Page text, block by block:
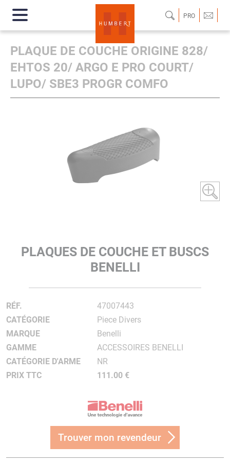
PRO
PLAQUE DE COUCHE ORIGINE 828/
EHTOS 20/ ARGO E PRO COURT/
LUPO/ SBE3 PROGR COMFO
PLAQUES DE COUCHE ET BUSCS
BENELLI
RÉF.
47007443
CATÉGORIE
Piece Divers
MARQUE
Benelli
GAMME
ACCESSOIRES BENELLI
CATÉGORIE D'ARME
NR
PRIX TTC
111.00 €
Trouver mon revendeur